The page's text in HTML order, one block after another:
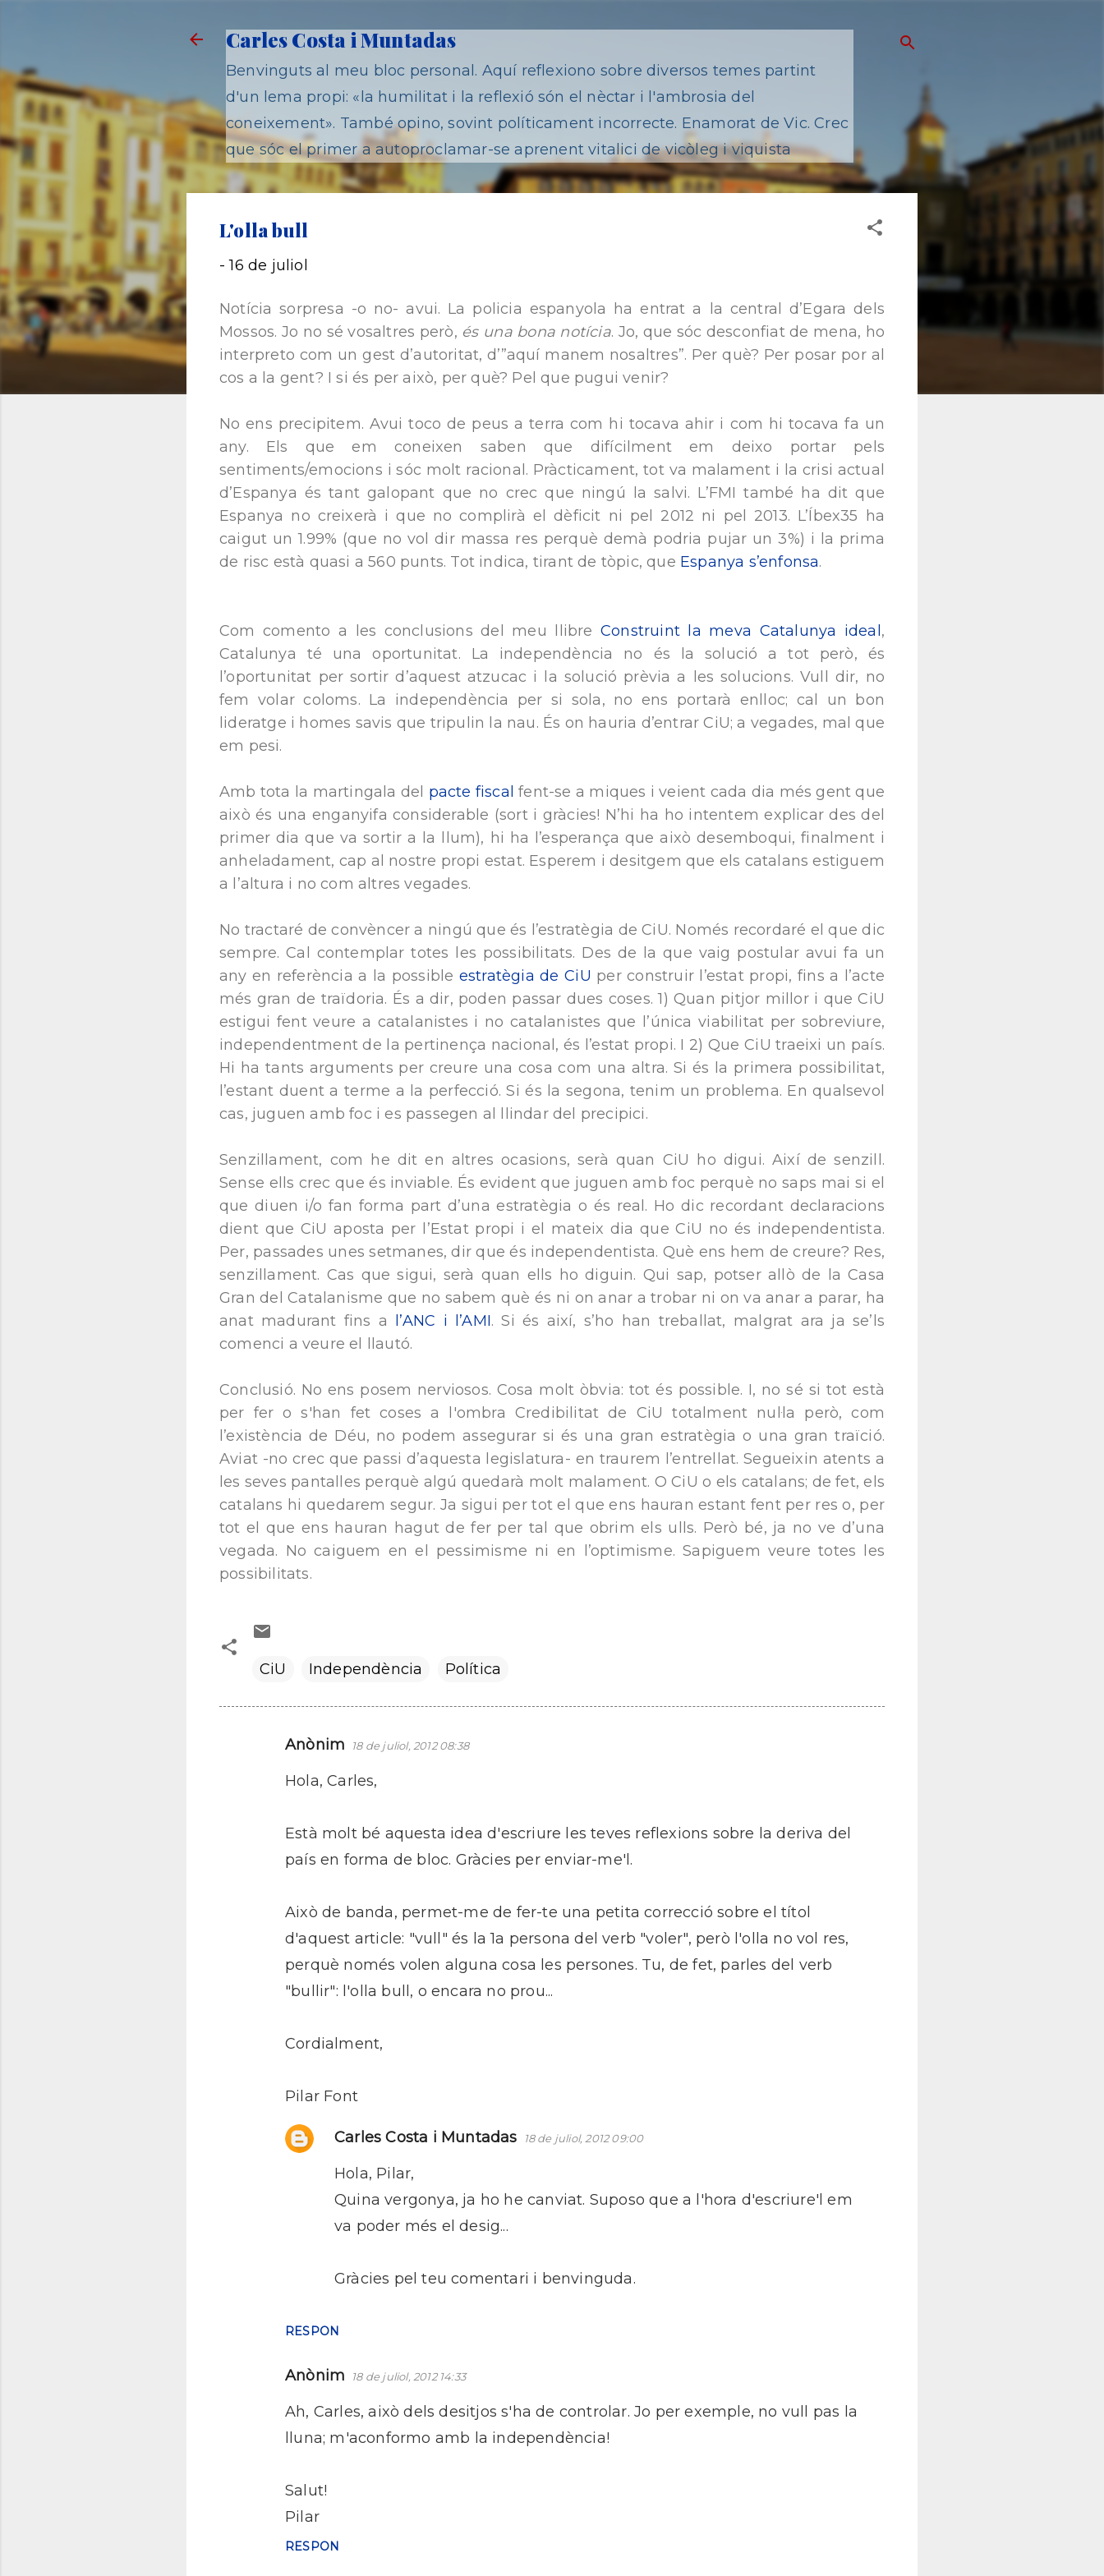
Carles Costa i Muntadas
Benvinguts al meu bloc personal. Aquí reflexiono sobre diversos temes partint
d'un lema propi: «la humilitat i la reflexió són el nèctar i l'ambrosia del
coneixement». També opino, sovint políticament incorrecte. Enamorat de Vic. Crec
que sóc el primer a autoproclamar-se aprenent vitalici de vicòleg i viquista
L'olla bull
-16 de juliol
Notícia sorpresa -o no- avui. La policia espanyola ha entrat a la central d’Egara dels
Mossos. Jo no sé vosaltres però, és una bona notícia. Jo, que sóc desconfiat de mena, ho
interpreto com un gest d’autoritat, d’”aquí manem nosaltres”. Per què? Per posar por al
cos a la gent? I si és per això, per què? Pel que pugui venir?
No ens precipitem. Avui toco de peus a terra com hi tocava ahir i com hi tocava fa un
any. Els que em coneixen saben que difícilment em deixo portar pels
sentiments/emocions i sóc molt racional. Pràcticament, tot va malament i la crisi actual
d’Espanya és tant galopant que no crec que ningú la salvi. L’FMI també ha dit que
Espanya no creixerà i que no complirà el dèficit ni pel 2012 ni pel 2013. L’Íbex35 ha
caigut un 1.99% (que no vol dir massa res perquè demà podria pujar un 3%) i la prima
de risc està quasi a 560 punts. Tot indica, tirant de tòpic, que Espanya s’enfonsa.
Com comento a les conclusions del meu llibre Construint la meva Catalunya ideal ,
Catalunya té una oportunitat. La independència no és la solució a tot però, és
l’oportunitat per sortir d’aquest atzucac i la solució prèvia a les solucions. Vull dir, no
fem volar coloms. La independència per si sola, no ens portarà enlloc; cal un bon
lideratge i homes savis que tripulin la nau. És on hauria d’entrar CiU; a vegades, mal que
em pesi.
Amb tota la martingala del pacte fiscal fent-se a miques i veient cada dia més gent que
això és una enganyifa considerable (sort i gràcies! N’hi ha ho intentem explicar des del
primer dia que va sortir a la llum), hi ha l’esperança que això desemboqui, finalment i
anheladament, cap al nostre propi estat. Esperem i desitgem que els catalans estiguem
a l’altura i no com altres vegades.
No tractaré de convèncer a ningú que és l’estratègia de CiU. Només recordaré el que dic
sempre. Cal contemplar totes les possibilitats. Des de la que vaig postular avui fa un
any en referència a la possible estratègia de CiU per construir l’estat propi, fins a l’acte
més gran de traïdoria. És a dir, poden passar dues coses. 1) Quan pitjor millor i que CiU
estigui fent veure a catalanistes i no catalanistes que l’única viabilitat per sobreviure,
independentment de la pertinença nacional, és l’estat propi. I 2) Que CiU traeixi un país.
Hi ha tants arguments per creure una cosa com una altra. Si és la primera possibilitat,
l’estant duent a terme a la perfecció. Si és la segona, tenim un problema. En qualsevol
cas, juguen amb foc i es passegen al llindar del precipici.
Senzillament, com he dit en altres ocasions, serà quan CiU ho digui. Així de senzill.
Sense ells crec que és inviable. És evident que juguen amb foc perquè no saps mai si el
que diuen i/o fan forma part d’una estratègia o és real. Ho dic recordant declaracions
dient que CiU aposta per l’Estat propi i el mateix dia que CiU no és independentista.
Per, passades unes setmanes, dir que és independentista. Què ens hem de creure? Res,
senzillament. Cas que sigui, serà quan ells ho diguin. Qui sap, potser allò de la Casa
Gran del Catalanisme que no sabem què és ni on anar a trobar ni on va anar a parar, ha
anat madurant fins a
l’ANC i l’AMI. Si és així, s’ho han treballat, malgrat ara ja se’ls
comenci a veure el llautó.
Conclusió. No ens posem nerviosos. Cosa molt òbvia: tot és possible. I, no sé si tot està
per fer o s'han fet coses a l'ombra Credibilitat de CiU totalment nul·la però, com
l’existència de Déu, no podem assegurar si és una gran estratègia o una gran traïció.
Aviat -no crec que passi d’aquesta legislatura- en traurem l’entrellat. Segueixin atents a
les seves pantalles perquè algú quedarà molt malament. O CiU o els catalans; de fet, els
catalans hi quedarem segur. Ja sigui per tot el que ens hauran estant fent per res o, per
tot el que ens hauran hagut de fer per tal que obrim els ulls. Però bé, ja no ve d’una
vegada. No caiguem en el pessimisme ni en l’optimisme. Sapiguem veure totes les
possibilitats.
CiU Independència Política
Anònim 18 de juliol, 2012 08:38
Hola, Carles,
Està molt bé aquesta idea d'escriure les teves reflexions sobre la deriva del
país en forma de bloc. Gràcies per enviar-me'l.
Això de banda, permet-me de fer-te una petita correcció sobre el títol
d'aquest article: "vull" és la 1a persona del verb "voler", però l'olla no vol res,
perquè només volen alguna cosa les persones. Tu, de fet, parles del verb
"bullir": l'olla bull, o encara no prou...
Cordialment,
Pilar Font
RESPON
Carles Costa i Muntadas 18 de juliol, 2012 09:00
Hola, Pilar,
Quina vergonya, ja ho he canviat. Suposo que a l'hora d'escriure'l em
va poder més el desig...
Gràcies pel teu comentari i benvinguda.
Anònim 18 de juliol, 2012 14:33
Ah, Carles, això dels desitjos s'ha de controlar. Jo per exemple, no vull pas la
lluna; m'aconformo amb la independència!
Salut!
Pilar
RESPON